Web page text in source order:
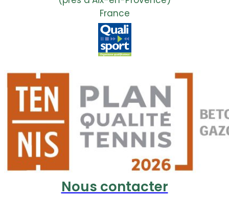
France
Nous contacter